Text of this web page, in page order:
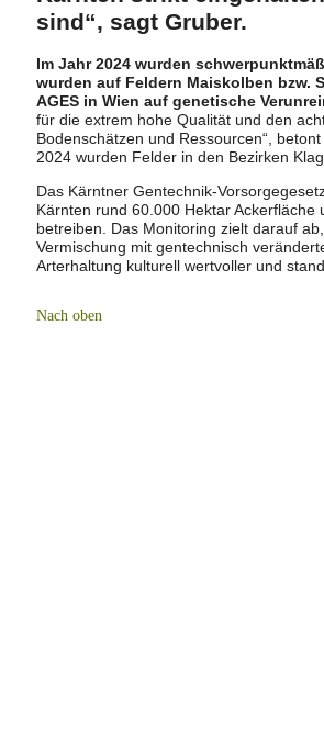
sind“, sagt Gruber.
Im Jahr 2024 wurden
wurden auf Feldern Maiskolben bzw.
AGES in Wien auf genetische
für die extrem hohe Qualität und den
Bodenschätzen und Ressourcen“,
2024 wurden Felder in den Bezirken
Das Kärntner Gentechnik-
Kärnten rund 60.000 Hektar
betreiben. Das Monitoring zielt darauf
Vermischung mit gentechnisch
Arterhaltung kulturell wertvoller und
Nach oben